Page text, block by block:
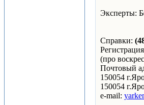
Эксперты:
Справки:
(про
Почтовый
150054
150054
e-mail: